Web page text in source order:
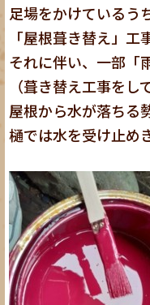
足場をかけているう
「屋根葺き替え」工
それに伴い、一部「
（葺き替え工事をし
屋根から水が落ちる
樋では水を受け止め